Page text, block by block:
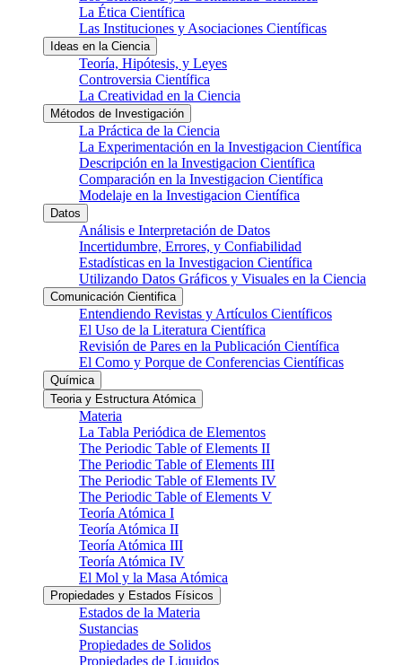
La Ética Científica
Las Instituciones y Asociaciones Científicas
Ideas en la Ciencia
Teoría, Hipótesis, y Leyes
Controversia Científica
La Creatividad en la Ciencia
Métodos de Investigación
La Práctica de la Ciencia
La Experimentación en la Investigacion Científica
Descripción en la Investigacion Científica
Comparación en la Investigacion Científica
Modelaje en la Investigacion Científica
Datos
Análisis e Interpretación de Datos
Incertidumbre, Errores, y Confiabilidad
Estadísticas en la Investigacion Científica
Utilizando Datos Gráficos y Visuales en la Ciencia
Comunicación Cientifica
Entendiendo Revistas y Artículos Científicos
El Uso de la Literatura Científica
Revisión de Pares en la Publicación Científica
El Como y Porque de Conferencias Científicas
Química
Teoria y Estructura Atómica
Materia
La Tabla Periódica de Elementos
The Periodic Table of Elements II
The Periodic Table of Elements III
The Periodic Table of Elements IV
The Periodic Table of Elements V
Teoría Atómica I
Teoría Atómica II
Teoría Atómica III
Teoría Atómica IV
El Mol y la Masa Atómica
Propiedades y Estados Físicos
Estados de la Materia
Sustancias
Propiedades de Solidos
Propiedades de Liquidos